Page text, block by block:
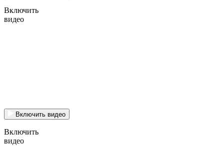
Включить
видео
Включить видео
Включить
видео